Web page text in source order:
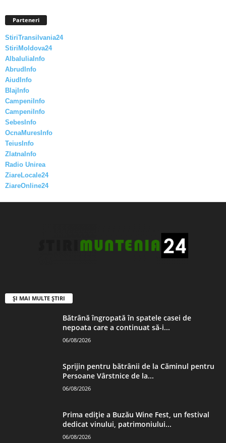
Parteneri
StiriTransilvania24
StiriMoldova24
AlbaIuliaInfo
AbrudInfo
AiudInfo
BlajInfo
CampeniInfo
CampeniInfo
SebesInfo
OcnaMuresInfo
TeiusInfo
ZlatnaInfo
Radio Unirea
ZiareLocale24
ZiareOnline24
ȘI MAI MULTE ȘTIRI
Bătrână îngropată în spatele casei de
nepoata care a continuat să-i...
06/08/2026
Sprijin pentru bătrânii de la Căminul pentru
Persoane Vârstnice de la...
06/08/2026
Prima ediție a Buzău Wine Fest, un festival
dedicat vinului, patrimoniului...
06/08/2026